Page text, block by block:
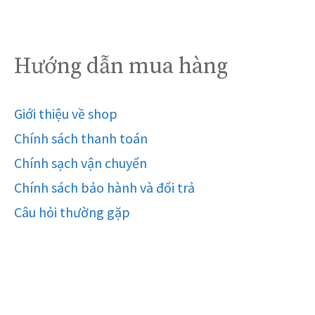
Hướng dẫn mua hàng
Giới thiệu về shop
Chính sách thanh toán
Chính sạch vận chuyển
Chính sách bảo hành và đổi trả
Câu hỏi thường gặp